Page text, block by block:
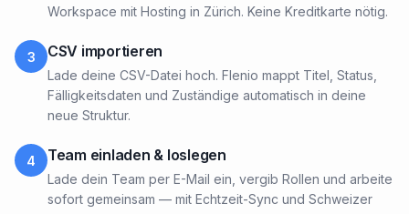
Workspace mit Hosting in Zürich. Keine Kreditkarte nötig.
3 CSV importieren
Lade deine CSV-Datei hoch. Flenio mappt Titel, Status,
Fälligkeitsdaten und Zuständige automatisch in deine
neue Struktur.
4 Team einladen & loslegen
Lade dein Team per E-Mail ein, vergib Rollen und arbeite
sofort gemeinsam — mit Echtzeit-Sync und Schweizer